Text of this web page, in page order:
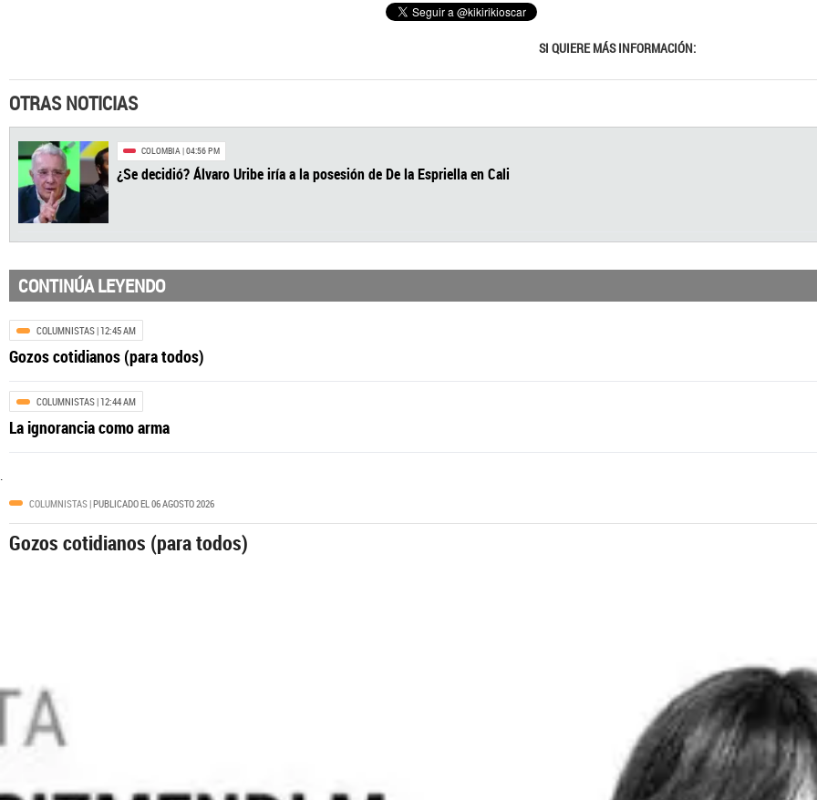
SI QUIERE MÁS INFORMACIÓN:
OTRAS NOTICIAS
COLOMBIA
¿Se decidió? Álvaro Uribe iría a la posesión de De la Espriella en Cali
CONTINÚA LEYENDO
COLUMNISTAS| 12:45 AM
Gozos cotidianos (para todos)
COLUMNISTAS| 12:44 AM
La ignorancia como arma
.
COLUMNISTAS| PUBLICADO EL 06 AGOSTO 2026
Gozos cotidianos (para todos)